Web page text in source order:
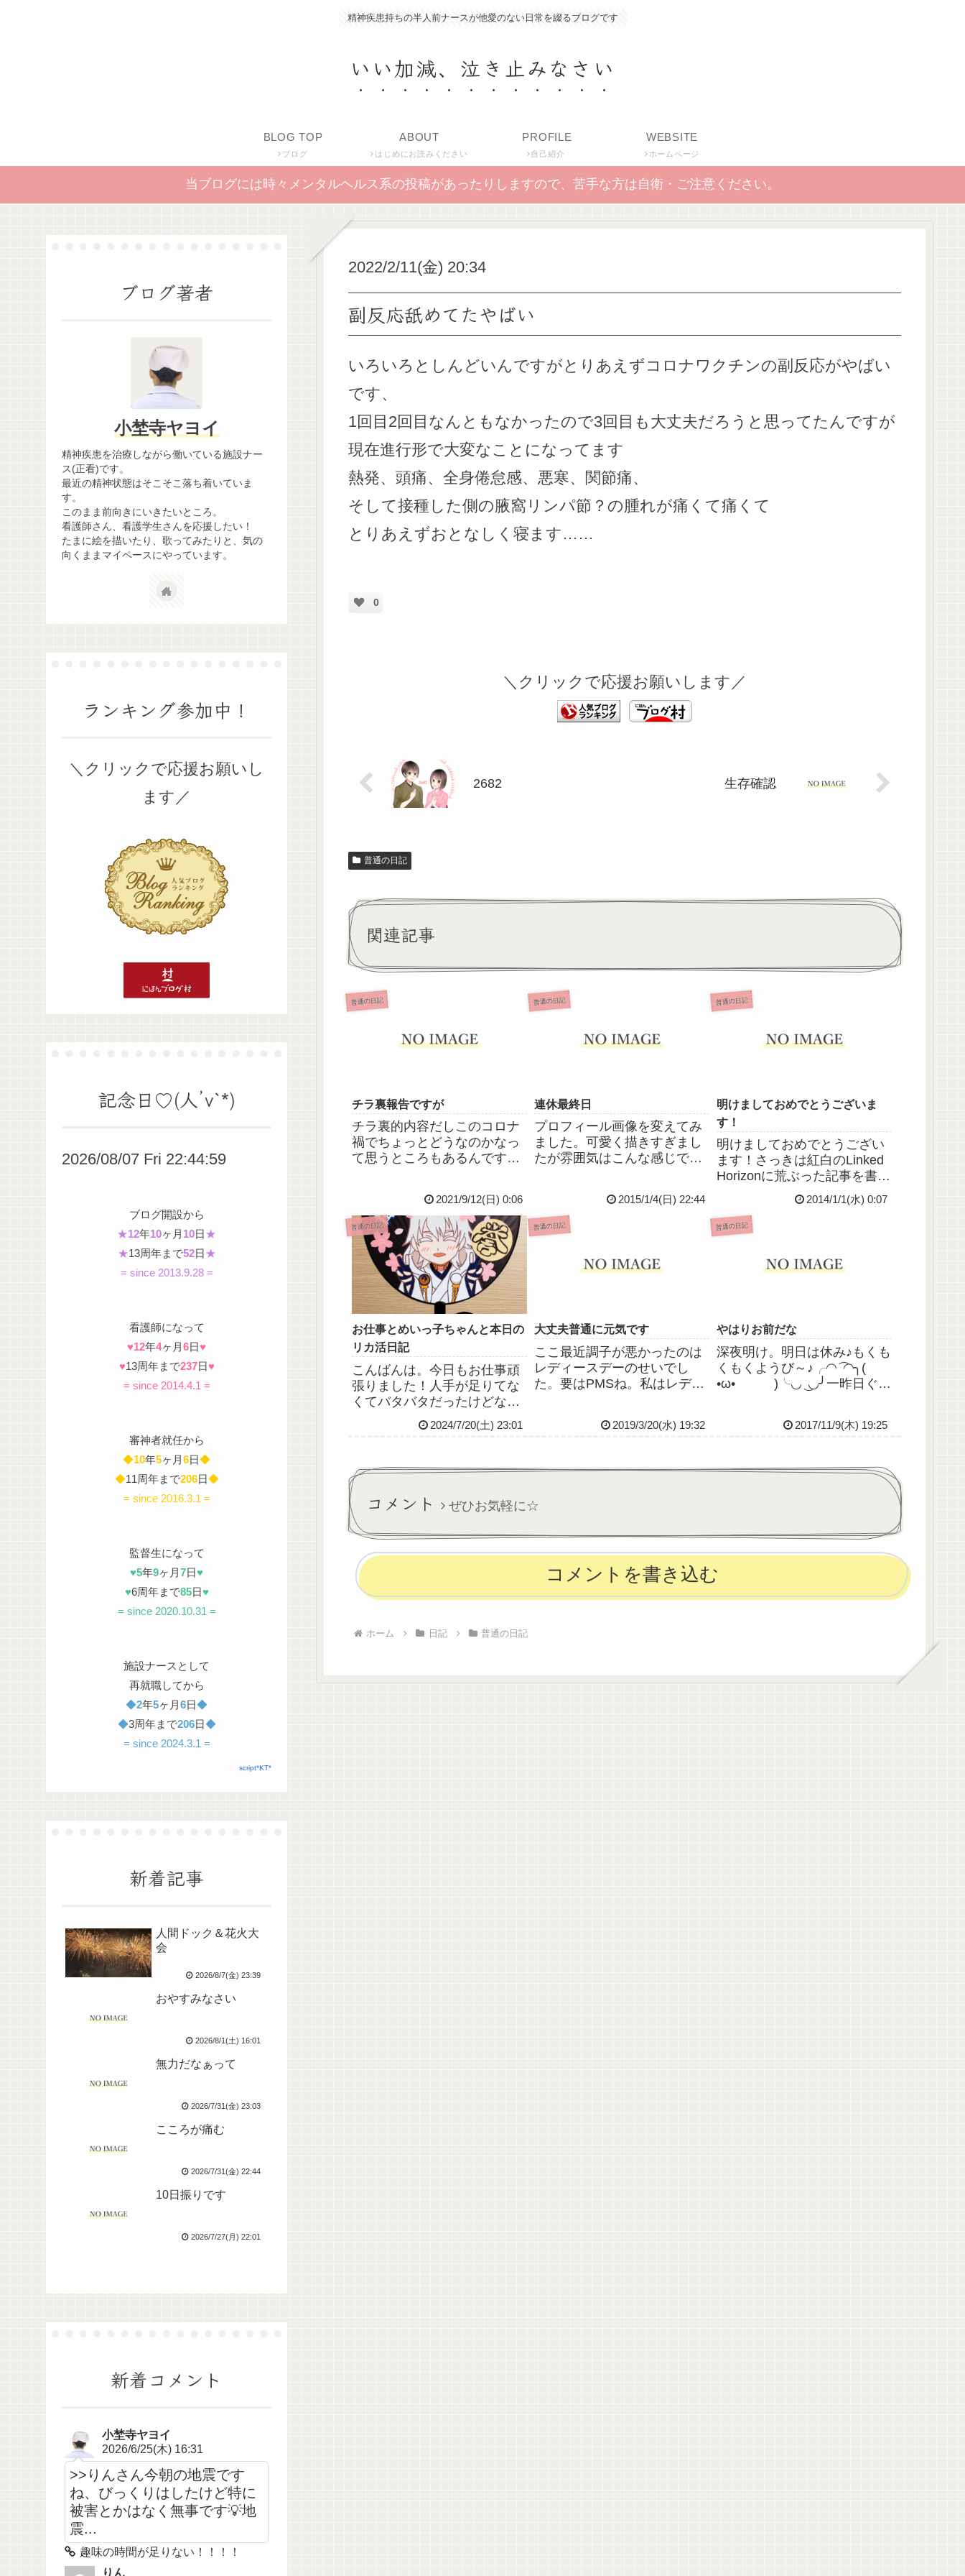
精神疾患持ちの半人前ナースが他愛のない日常を綴るブログです
いい加減、泣き止みなさい
BLOG TOP
ブログ
ABOUT
はじめにお読みください
PROFILE
自己紹介
WEBSITE
ホームページ
当ブログには時々メンタルヘルス系の投稿があったりしますので、苦手な方は自衛・ご注意ください。
2022/2/11(金) 20:34
副反応舐めてたやばい
いろいろとしんどいんですがとりあえずコロナワクチンの副反応がやばい
です、
1回目2回目なんともなかったので3回目も大丈夫だろうと思ってたんですが
現在進行形で大変なことになってます
熱発、頭痛、全身倦怠感、悪寒、関節痛、
そして接種した側の腋窩リンパ節？の腫れが痛くて痛くて
とりあえずおとなしく寝ます……
0
＼クリックで応援お願いします／
2682 生存確認
普通の日記
関連記事
普通の日記
チラ裏報告ですが
チラ裏的内容だしこのコロナ
禍でちょっとどうなのかなっ
て思うところもあるんです
ください。わたし…、わた
し！！ちょっとしたミュージ
カルに役者として出演するこ
とになりました！！！！市民
劇場的なほ...
2021/9/12(日) 0:06
普通の日記
連休最終日
プロフィール画像を変えてみ
ました。可愛く描きすぎまし
たが雰囲気はこんな感じで
方々ありがとうございます。
明日からまた頑張ります！で
はではおやすみなさい。。。
2015/1/4(日) 22:44
普通の日記
明けましておめでとうございま
す！
明けましておめでとうござい
ます！さっきは紅白のLinked
Horizonに荒ぶった記事を書い
てしまいました。ローランに
して進撃クラスタでもある私
はかなり興奮した舞台演出で
した(´▽`)そして、こんなブロ
グをROMってくださっている
皆さん、...
2014/1/1(水) 0:07
普通の日記
お仕事とめいっ子ちゃんと本日の
リカ活日記
こんばんは。今日もお仕事頑
張りました！人手が足りてな
くてバタバタだったけどなん
とか乗り切ったよおおおお毎
回必死！先輩ナースさんに
たよね」「いつも助かってる
から毎日来てｗ」って言われ
て嬉しかった。なんかねぇ20
代の痩...
2024/7/20(土) 23:01
普通の日記
大丈夫普通に元気です
ここ最近調子が悪かったのは
レディースデーのせいでし
た。要はPMSね。私はレディ
った。これからは不安定な時
2019/3/20(水) 19:32
普通の日記
やはりお前だな
深夜明け。明日は休み♪もくも
くもくようび～♪╭◜◝ ͡ ◜◝╮(
•ω• )╰◟◞ ͜ ◟◞╯一昨日ぐら
ヘルペスが出るな…と踏んで
2017/11/9(木) 19:25
コメント ぜひお気軽に☆
コメントを書き込む
ホーム 日記 普通の日記
ブログ著者
小埜寺ヤヨイ
精神疾患を治療しながら働いている施設ナー
ス(正看)です。
最近の精神状態はそこそこ落ち着いていま
す。
このまま前向きにいきたいところ。
看護師さん、看護学生さんを応援したい！
たまに絵を描いたり、歌ってみたりと、気の
向くままマイペースにやっています。
ランキング参加中！
＼クリックで応援お願いし
ます／
記念日♡(人’v`*)
2026/08/07 Fri 22:45:00
ブログ開設から
★12年10ヶ月 10日★
★13周年まで52日★
= since 2013.9.28 =
看護師になって
♥12年4ヶ月6日♥
♥13周年まで237日♥
= since 2014.4.1 =
審神者就任から
◆10年5ヶ月6日◆
◆11周年まで206日◆
= since 2016.3.1 =
監督生になって
♥5年9ヶ月7日♥
♥6周年まで85日♥
= since 2020.10.31 =
施設ナースとして
再就職してから
◆2年5ヶ月6日◆
◆3周年まで206日◆
= since 2024.3.1 =
script*KT*
新着記事
人間ドック＆花火大
会
2026/8/7(金) 23:39
おやすみなさい
2026/8/1(土) 16:01
無力だなぁって
2026/7/31(金) 23:03
こころが痛む
2026/7/31(金) 22:44
10日振りです
2026/7/27(月) 22:01
新着コメント
小埜寺ヤヨイ
2026/6/25(木) 16:31
>>りんさん今朝の地震です
ね、びっくりはしたけど特に
被害とかはなく無事です💡地
震...
趣味の時間が足りない！！！！
りん